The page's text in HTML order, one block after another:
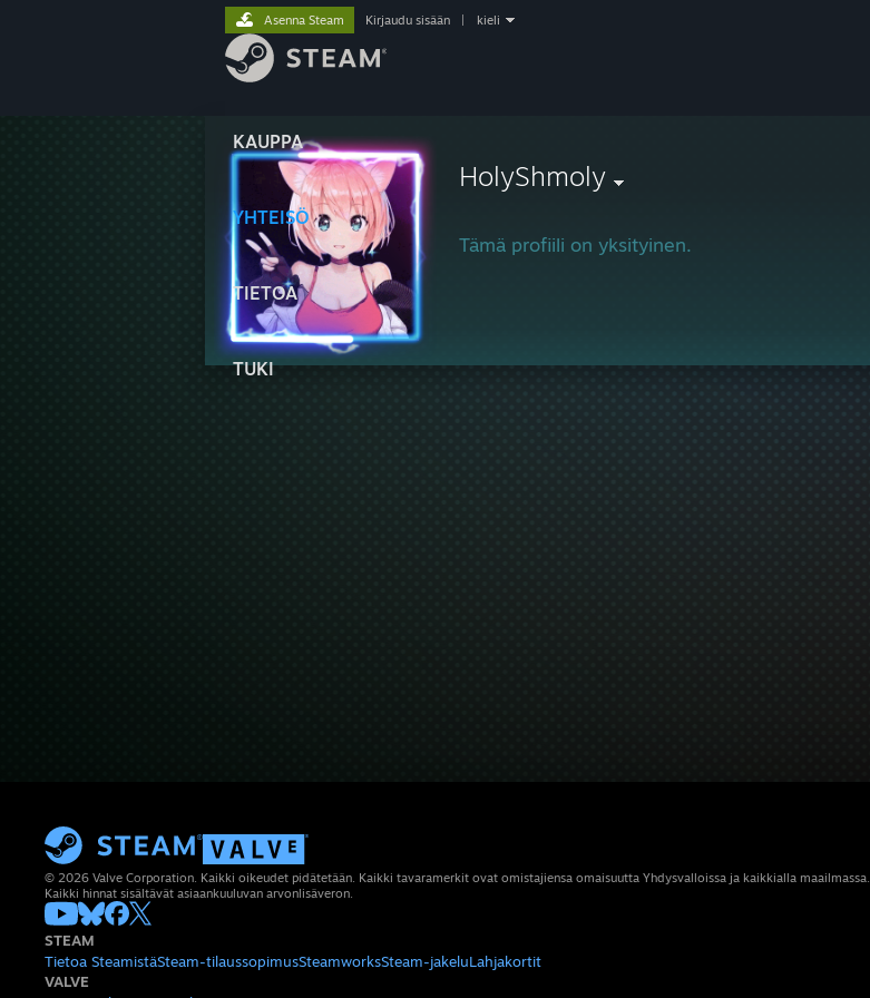
KAUPPA
YHTEISÖ
TIETOA
TUKI
Asenna Steam Kirjaudu sisään kieli
HolyShmoly
Tämä profiili on yksityinen.
© 2026 Valve Corporation. Kaikki oikeudet pidätetään. Kaikki tavaramerkit ovat omistajiensa omaisuutta Yhdysvalloissa ja kaikkialla maailmassa.
Kaikki hinnat sisältävät asiaankuuluvan arvonlisäveron.
STEAM
Tietoa SteamistäSteam-tilaussopimusSteamworksSteam-jakeluLahjakortit
VALVE